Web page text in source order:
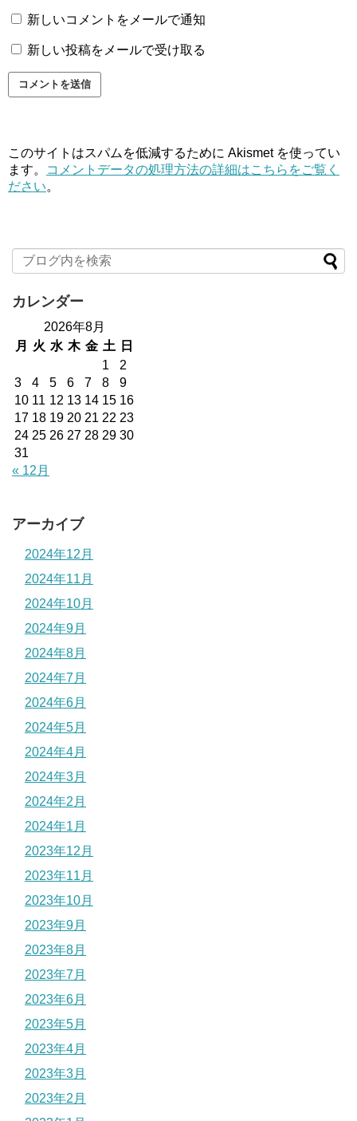
新しいコメントをメールで通知
新しい投稿をメールで受け取る
このサイトはスパムを低減するために Akismet を使ってい
ます。
コメントデータの処理方法の詳細はこちらをご覧く
ださい。
カレンダー
2026年8月
月
火 水 木 金 土
日
1
2
3
4 5 6 7 8
9
10 11 12 13 14 15 16
17 18 19 20 21 22 23
24 25 26 27 28 29 30
31
« 12月
アーカイブ
2024年12月
2024年11月
2024年10月
2024年9月
2024年8月
2024年7月
2024年6月
2024年5月
2024年4月
2024年3月
2024年2月
2024年1月
2023年12月
2023年11月
2023年10月
2023年9月
2023年8月
2023年7月
2023年6月
2023年5月
2023年4月
2023年3月
2023年2月